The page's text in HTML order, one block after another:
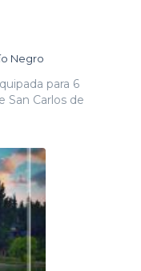
Negro
para 6
San Carlos de